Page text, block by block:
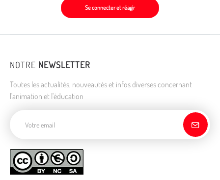
Se connecter et réagir
NOTRE NEWSLETTER
Toutes les actualités, nouveautés et infos diverses concernant
l'animation et l'éducation